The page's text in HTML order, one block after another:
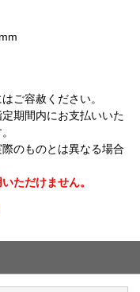
ご容赦ください。
期間内にお支払いいた
のものとは異なる場合
ただけません。